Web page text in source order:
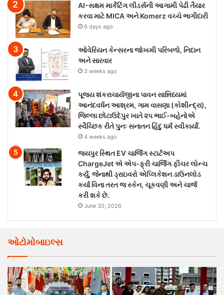
AI-સક્ષમ માર્કેટિંગ લીડર્સની આગામી પેઢી તૈયાર
કરવા માટે MICA અને Komerz વચ્ચે ભાગીદારી
6 days ago
ઓવેરિયન કેન્સરના જોખમી પરિબળો, નિદાન
અને સારવાર
3 weeks ago
પૂજ્ય શંકરાચાર્યજીના પાવન સાન્નિધ્યમાં
આનંદવર્ધન આશ્રમ, ગામ વાસણા (કોશીન્દ્રા),
જિલ્લા છોટાઉદેપુર ખાતે ૨૫ ભાઈ-બહેનોએ
સ્વૈચ્છિક રીતે પુનઃ સનાતન હિંદુ ધર્મ સ્વીકાર્યો.
4 weeks ago
જયપુર સ્થિત EV ચાર્જિંગ સ્ટાર્ટઅપ
ChargeJet એ એપ-ફ્રી ચાર્જિંગ ફીચર લોન્ચ
કર્યું, જેનાથી ડ્રાઇવરો એપ્લિકેશન ડાઉનલોડ
કર્યા વિના તરત જ સ્કેન, ચૂકવણી અને ચાર્જ
કરી શકે છે.
June 30, 2026
ઓટોમોબાઇલ્સ